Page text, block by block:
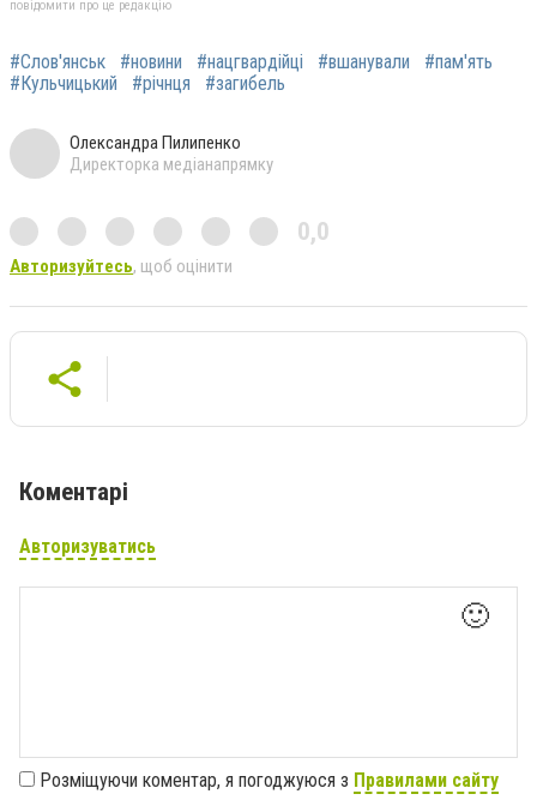
повідомити про це редакцію
#Слов'янськ #новини #нацгвардійці #вшанували
#пам'ять
#Кульчицький
#річнця #загибель
Олександра Пилипенко
Директорка медіанапрямку
0,0
Авторизуйтесь, щоб оцінити
Коментарі
Авторизуватись
🙂
Розміщуючи коментар, я погоджуюся з Правилами сайту